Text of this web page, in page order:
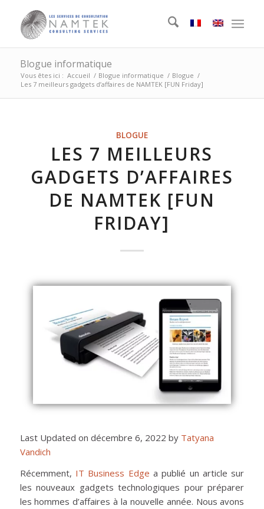
Blogue informatique
Vous êtes ici : Accueil / Blogue informatique / Blogue /
Les 7 meilleurs gadgets d’affaires de NAMTEK [FUN Friday]
BLOGUE
LES 7 MEILLEURS
GADGETS D’AFFAIRES
DE NAMTEK [FUN
FRIDAY]
Last Updated on décembre 6, 2022 by Tatyana
Vandich
Récemment, IT Business Edge a publié un article sur
les nouveaux gadgets technologiques pour préparer
les hommes d’affaires à la nouvelle année. Nous avons